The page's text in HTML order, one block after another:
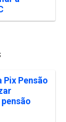
Pix Pensão